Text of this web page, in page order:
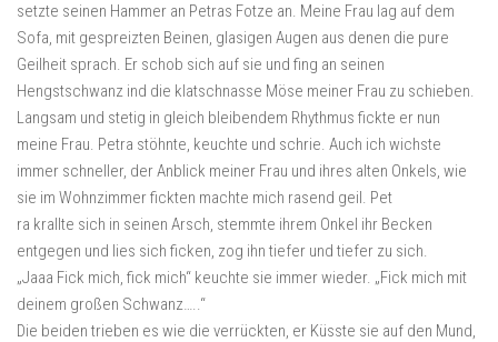
setzte seinen Hammer an Petras Fotze an. Meine Frau lag auf dem
Sofa, mit gespreizten Beinen, glasigen Augen aus denen die pure
Geilheit sprach. Er schob sich auf sie und fing an seinen
Hengstschwanz ind die klatschnasse Möse meiner Frau zu schieben.
Langsam und stetig in gleich bleibendem Rhythmus fickte er nun
meine Frau. Petra stöhnte, keuchte und schrie. Auch ich wichste
immer schneller, der Anblick meiner Frau und ihres alten Onkels, wie
sie im Wohnzimmer fickten machte mich rasend geil. Pet
ra krallte sich in seinen Arsch, stemmte ihrem Onkel ihr Becken
entgegen und lies sich ficken, zog ihn tiefer und tiefer zu sich.
„Jaaa Fick mich, fick mich“ keuchte sie immer wieder. „Fick mich mit
deinem großen Schwanz…..“
Die beiden trieben es wie die verrückten, er Küsste sie auf den Mund,